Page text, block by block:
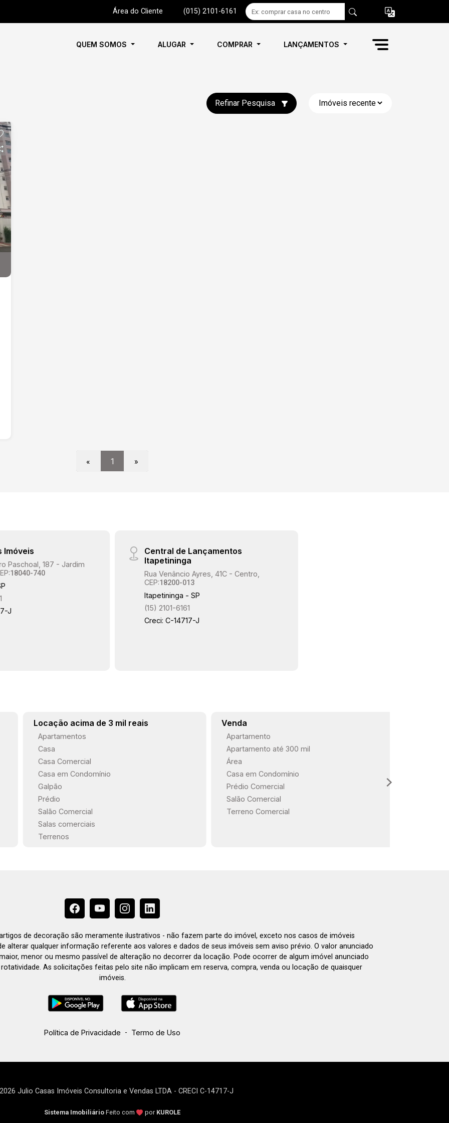
Área do Cliente (015) 2101-6161
QUEM SOMOS ALUGAR COMPRAR LANÇAMENTOS
Refinar Pesquisa
« 1 »
Imóveis
Paschoal, 187 - Jardim
18040-740
J
Central de Lançamentos
Itapetininga
Rua Venâncio Ayres, 41C - Centro,
CEP:18200-013
Itapetininga - SP
(15) 2101-6161
Creci: C-14717-J
Locação acima de 3 mil reais
Apartamentos
Casa
Casa Comercial
Casa em Condomínio
Galpão
Prédio
Salão Comercial
Salas comerciais
Terrenos
Venda
Apartamento
Apartamento até 300 mil
Área
Casa em Condomínio
Prédio Comercial
Salão Comercial
Terreno Comercial
de decoração são meramente ilustrativos - não fazem parte do imóvel, exceto nos casos de imóveis
alterar qualquer informação referente aos valores e dados de seus imóveis sem aviso prévio. O valor anunciado
menor ou mesmo passível de alteração no decorrer da locação. Pode ocorrer de algum imóvel anunciado
As solicitações feitas pelo site não implicam em reserva, compra, venda ou locação de quaisquer
imóveis.
Política de Privacidade - Termo de Uso
Julio Casas Imóveis Consultoria e Vendas LTDA - CRECI C-14717-J
Sistema Imobiliário Feito com por KUROLE